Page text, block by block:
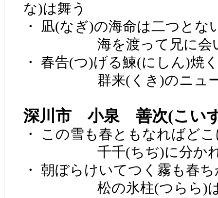
な)は舞う
・ 凪(なぎ)の海命は二つとな
海を渡って兄に会
・ 春告(つ)げる鰊(にしん)焼
群来(くき)のニュース
深川市 小泉 善次(こい
・ この雪も春ともなればど
千千(ちぢ)に分かれ
・ 朝ぼらけいてつく霧も春
松の氷柱(つらら)は